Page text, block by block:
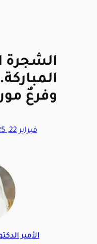
الشجرة
وفرعٌ
فبراير 22, 2025
الأمير